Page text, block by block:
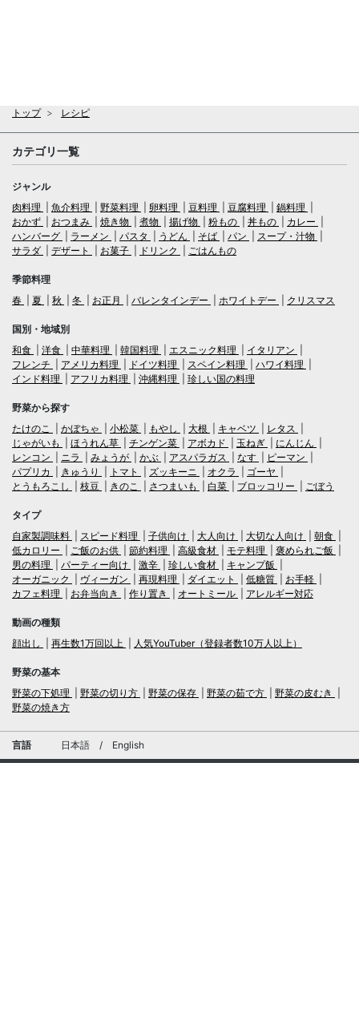
トップ レシピ
カテゴリ一覧
ジャンル
肉料理
魚介料理 野菜料理 卵料理 豆料理 豆腐料理
鍋料理
おかず
おつまみ 焼き物 煮物 揚げ物 粉もの 丼もの
カレー
ハンバーグ
ラーメン パスタ うどん そば パン
スープ・汁物
サラダ
デザート お菓子 ドリンク ごはんもの
季節料理
春
夏 秋 冬 お正月 バレンタインデー ホワイトデー クリスマス
国別・地域別
和食
洋食 中華料理 韓国料理 エスニック料理
イタリアン
フレンチ
アメリカ料理 ドイツ料理 スペイン料理
ハワイ料理
インド料理
アフリカ料理 沖縄料理 珍しい国の料理
野菜から探す
たけのこ
かぼちゃ 小松菜 もやし 大根 キャベツ
レタス
じゃがいも
ほうれん草 チンゲン菜 アボカド 玉ねぎ
にんじん
レンコン
ニラ みょうが かぶ アスパラガス なす
ピーマン
パプリカ
きゅうり トマト ズッキーニ オクラ
ゴーヤ
とうもろこし
枝豆 きのこ さつまいも 白菜 ブロッコリー ごぼう
タイプ
自家製調味料
スピード料理 子供向け 大人向け 大切な人向け
朝食
低カロリー
ご飯のお供 節約料理 高級食材 モテ料理
褒められご飯
男の料理
パーティー向け 激辛 珍しい食材
キャンプ飯
オーガニック
ヴィーガン 再現料理 ダイエット 低糖質
お手軽
カフェ料理
お弁当向き 作り置き オートミール アレルギー対応
動画の種類
顔出し
再生数1万回以上 人気YouTuber（登録者数10万人以上）
野菜の基本
野菜の下処理
野菜の切り方 野菜の保存 野菜の茹で方
野菜の皮むき
野菜の焼き方
言語 日本語 / English